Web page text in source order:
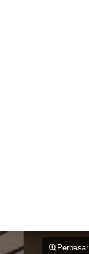
Perbesar